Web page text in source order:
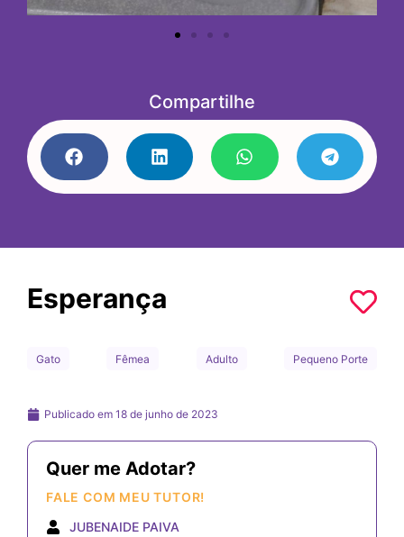
Compartilhe
Esperança
Gato Fêmea Adulto Pequeno Porte
Publicado em 18 de junho de 2023
Quer me Adotar?
FALE COM MEU TUTOR!
JUBENAIDE PAIVA